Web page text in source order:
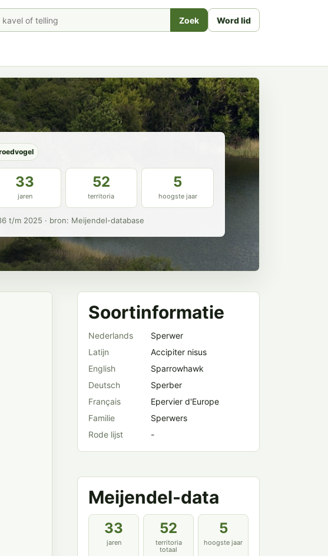
Zoek Word lid
33
jaren
52
territoria
5
hoogste jaar
t/m 2025 · bron: Meijendel-database
Soortinformatie
Nederlands
Sperwer
Latijn
Accipiter nisus
English
Sparrowhawk
Deutsch
Sperber
Français
Epervier d'Europe
Familie
Sperwers
Rode lijst
-
Meijendel-data
33
jaren
52
territoria
totaal
5
hoogste jaar